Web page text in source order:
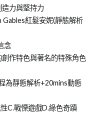
力與堅持力
紅髮安妮(靜態解析
信念
特色與著名的特殊角色
靜態解析+20mins動態
戰慄遊戲D.綠色奇蹟